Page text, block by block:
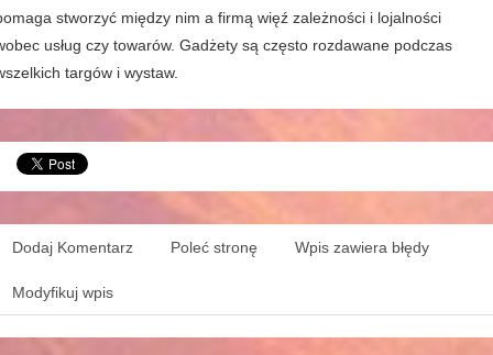
stworzyć między nim a firmą więź zależności i lojalności
usług czy towarów. Gadżety są często rozdawane podczas
targów i wystaw.
Dodaj Komentarz Poleć stronę Wpis zawiera błędy
Modyfikuj wpis